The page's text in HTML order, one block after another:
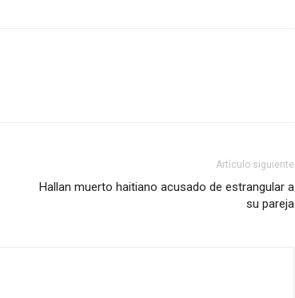
Artículo siguiente
Hallan muerto haitiano acusado de estrangular a
su pareja